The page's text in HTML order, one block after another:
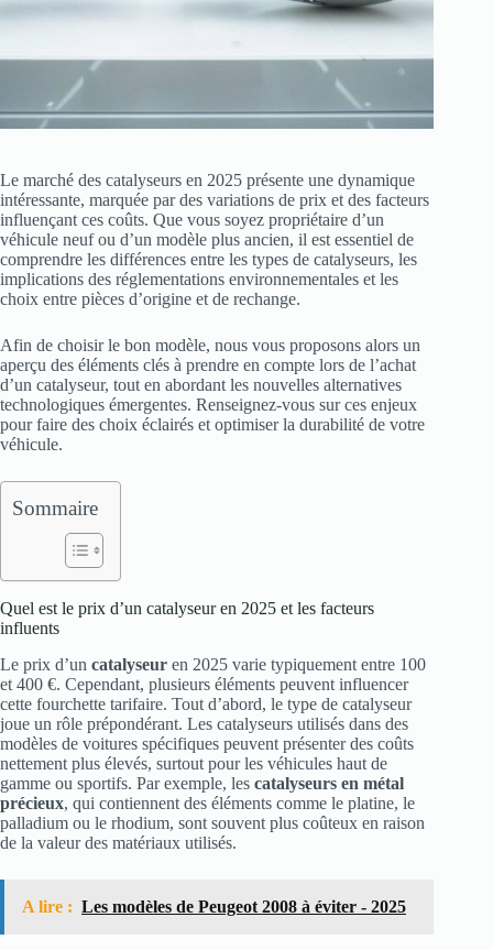
Le marché des catalyseurs en 2025 présente une dynamique
intéressante, marquée par des variations de prix et des facteurs
influençant ces coûts. Que vous soyez propriétaire d’un
véhicule neuf ou d’un modèle plus ancien, il est essentiel de
comprendre les différences entre les types de catalyseurs, les
implications des réglementations environnementales et les
choix entre pièces d’origine et de rechange.
Afin de choisir le bon modèle, nous vous proposons alors un
aperçu des éléments clés à prendre en compte lors de l’achat
d’un catalyseur, tout en abordant les nouvelles alternatives
technologiques émergentes. Renseignez-vous sur ces enjeux
pour faire des choix éclairés et optimiser la durabilité de votre
véhicule.
Sommaire
Quel est le prix d’un catalyseur en 2025 et les facteurs
influents
Le prix d’un catalyseur en 2025 varie typiquement entre 100
et 400 €. Cependant, plusieurs éléments peuvent influencer
cette fourchette tarifaire. Tout d’abord, le type de catalyseur
joue un rôle prépondérant. Les catalyseurs utilisés dans des
modèles de voitures spécifiques peuvent présenter des coûts
nettement plus élevés, surtout pour les véhicules haut de
gamme ou sportifs. Par exemple, les catalyseurs en métal
précieux, qui contiennent des éléments comme le platine, le
palladium ou le rhodium, sont souvent plus coûteux en raison
de la valeur des matériaux utilisés.
A lire : Les modèles de Peugeot 2008 à éviter - 2025